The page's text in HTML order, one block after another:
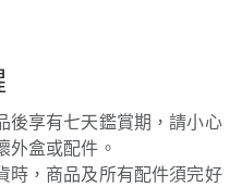
後享有七天鑑賞期，請小心
外盒或配件。
時，商品及所有配件須完好